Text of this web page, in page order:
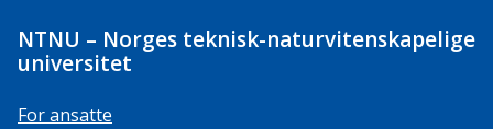
NTNU – Norges teknisk-naturvitenskapelige
universitet
For ansatte